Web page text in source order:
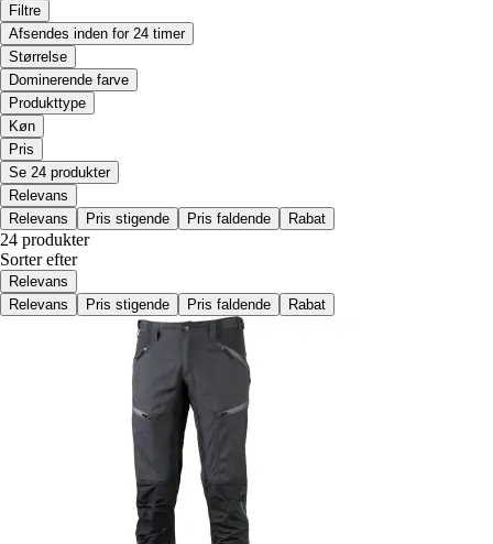
Filtre
Afsendes inden for 24 timer
Størrelse
Dominerende farve
Produkttype
Køn
Pris
Se 24 produkter
Relevans
Relevans
Pris stigende Pris faldende Rabat
24 produkter
Sorter efter
Relevans
Relevans
Pris stigende Pris faldende Rabat